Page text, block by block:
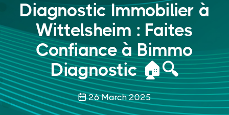
Diagnostic Immobilier à
Wittelsheim : Faites
Confiance à Bimmo
Diagnostic 🏠🔍
26 March 2025